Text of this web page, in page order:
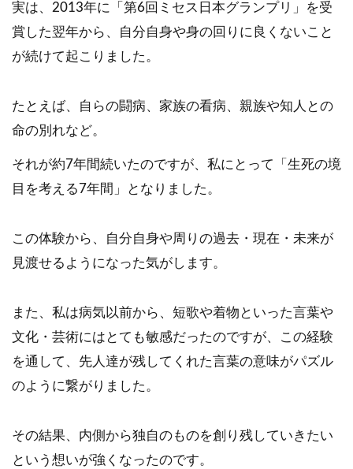
実は、2013年に「第6回ミセス日本グランプリ」を受
賞した翌年から、自分自身や身の回りに良くないこと
が続けて起こりました。
たとえば、自らの闘病、家族の看病、親族や知人との
命の別れなど。
それが約7年間続いたのですが、私にとって「生死の境
目を考える7年間」となりました。
この体験から、自分自身や周りの過去・現在・未来が
見渡せるようになった気がします。
また、私は病気以前から、短歌や着物といった言葉や
文化・芸術にはとても敏感だったのですが、この経験
を通して、先人達が残してくれた言葉の意味がパズル
のように繋がりました。
その結果、内側から独自のものを創り残していきたい
という想いが強くなったのです。